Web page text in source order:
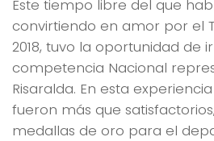
Este tiempo libre del que
convirtiendo en amor por el
2018, tuvo la oportunidad de
competencia Nacional
Risaralda. En esta
fueron más que
medallas de oro para el